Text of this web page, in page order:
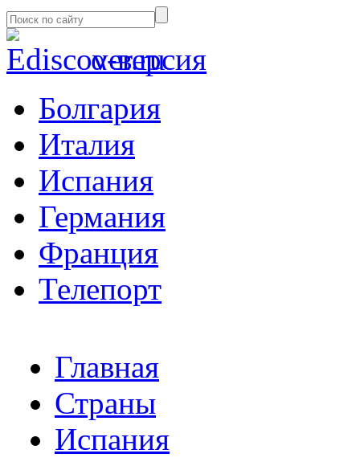
α-версия
Болгария
Италия
Испания
Германия
Франция
Телепорт
Главная
Страны
Испания